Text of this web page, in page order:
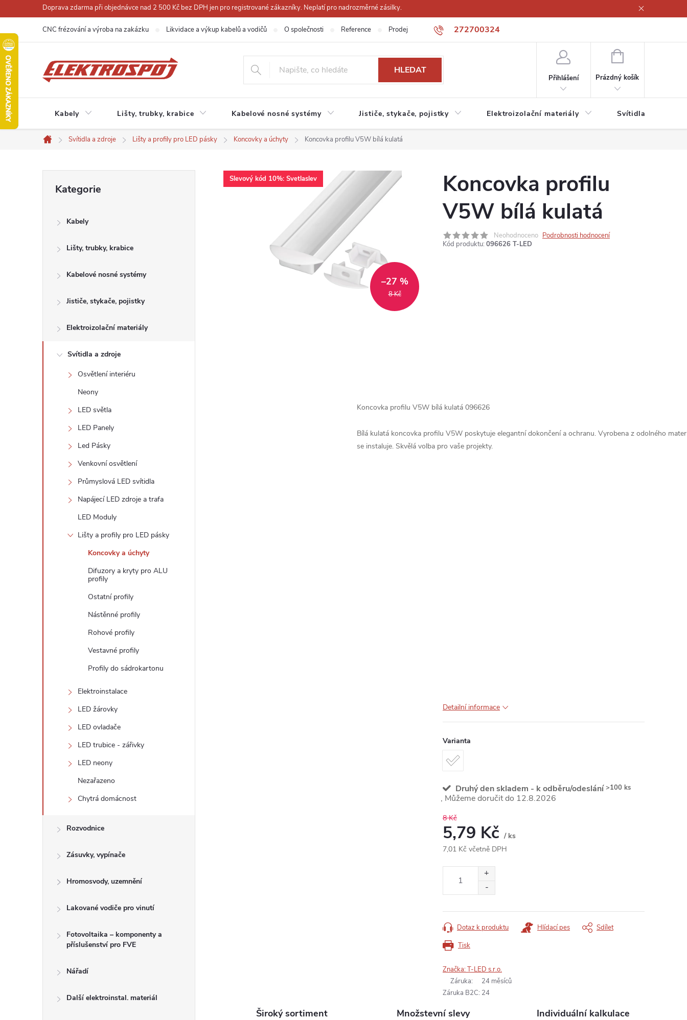
na
obsah
Doprava zdarma při objednávce nad 2 500 Kč bez DPH jen pro registrované zákazníky. Neplatí pro nadrozměrné zásilky.
272700324
CNC frézování a výroba na zakázku Likvidace a výkup kabelů a vodičů O společnosti Reference Prodejna Obchodní podmínky
HLEDAT
Přihlášení
NÁKUPNÍ
Prázdný košík
Kabely Lišty, trubky, krabice Kabelové nosné systémy Jističe, stykače, pojistky Elektroizolační materiály Svítidla a zdroje
Domů
Svítidla a zdroje Lišty a profily pro LED pásky Koncovky a úchyty Koncovka profilu V5W bílá kulatá
n
kategorie
Kategorie
Kabely
Lišty, trubky, krabice
Kabelové nosné systémy
Jističe, stykače, pojistky
Elektroizolační materiály
Svítidla a zdroje
Osvětlení interiéru
Neony
LED světla
LED Panely
Led Pásky
Venkovní osvětlení
Průmyslová LED svítidla
Napájecí LED zdroje a trafa
LED Moduly
Lišty a profily pro LED pásky
Koncovky a úchyty
Difuzory a kryty pro ALU
profily
Ostatní profily
Nástěnné profily
Rohové profily
Vestavné profily
Profily do sádrokartonu
Elektroinstalace
LED žárovky
LED ovladače
LED trubice - zářivky
LED neony
Nezařazeno
Chytrá domácnost
Rozvodnice
Zásuvky, vypínače
Hromosvody, uzemnění
Lakované vodiče pro vinutí
Fotovoltaika – komponenty a
příslušenství pro FVE
Nářadí
Další elektroinstal. materiál
Slevový kód 10%: Svetlaslev
8 Kč
–27 %
Koncovka profilu
V5W bílá kulatá
Neohodnoceno Podrobnosti hodnocení
Kód produktu: 096626 T-LED
Koncovka profilu V5W bílá kulatá 096626
Bílá kulatá koncovka profilu V5W poskytuje elegantní dokončení a ochranu. Vyrobena z odolného
se instaluje. Skvělá volba pro vaše projekty.
Detailní informace
Varianta
Druhý den skladem - k odběru/odeslání >100 ks
12.8.2026
8 Kč
5,79 Kč / ks
7,01 Kč včetně DPH
Tisk
Dotaz k produktu Hlídací pes Sdílet
Značka:T-LED s.r.o.
Záruka:
24 měsíců
Záruka B2C: 24
Široký sortiment Množstevní slevy Individuální kalkulace